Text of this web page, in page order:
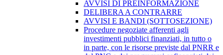
AVVISI DI PREINFORMAZIONE
DELIBERA A CONTRARRE
AVVISI E BANDI (SOTTOSEZIONE)
Procedure negoziate afferenti agli
investimenti pubblici finanziati, in tutto o
in parte, con le risorse previste dal PNRR e